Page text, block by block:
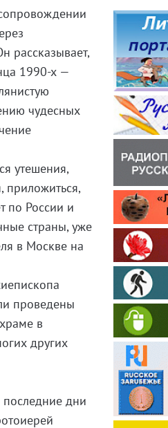
рассказывает,
1990-х —
чудесных
утешения,
по России и
страны, уже
в Москве на
проведены
в
других
дни